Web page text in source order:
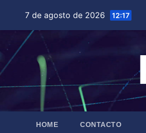
contenido
7 de agosto de 2026 12:17
HOME CONTACTO